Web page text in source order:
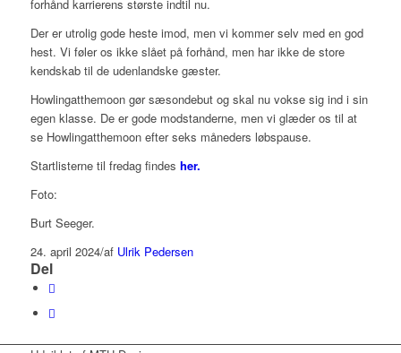
forhånd karrierens største indtil nu.
Der er utrolig gode heste imod, men vi kommer selv med en god
hest. Vi føler os ikke slået på forhånd, men har ikke de store
kendskab til de udenlandske gæster.
Howlingatthemoon gør sæsondebut og skal nu vokse sig ind i sin
egen klasse. De er gode modstanderne, men vi glæder os til at
se Howlingatthemoon efter seks måneders løbspause.
Startlisterne til fredag findes her.
Foto:
Burt Seeger.
24. april 2024/af Ulrik Pedersen
Del